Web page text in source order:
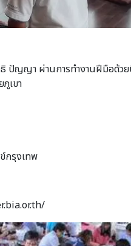
ปัญญา ผ่านการทำงานฝีมือด้ว
เขา
กรุงเทพ